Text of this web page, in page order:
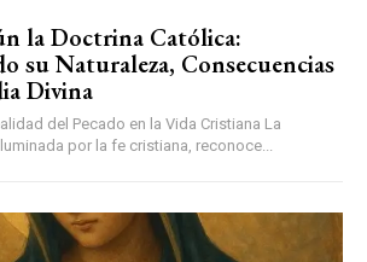
la Doctrina Católica:
su Naturaleza, Consecuencias
Divina
del Pecado en la Vida Cristiana La
por la fe cristiana, reconoce...